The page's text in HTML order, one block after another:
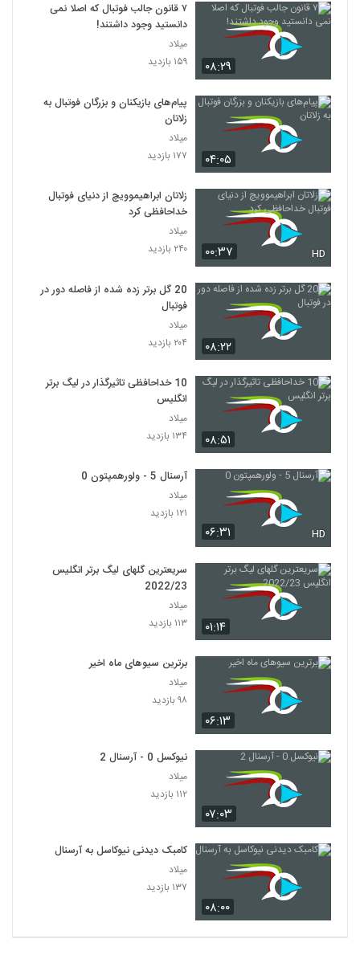
۰۸:۲۹
۷ قانون جالب فوتبال که اصلا نمی
دانستید وجود داشتند!
میلاد
۱۵۹ بازدید
۰۴:۰۵
پیام‌های بازیکنان و بزرگان فوتبال به
زلاتان
میلاد
۱۷۷ بازدید
۰۰:۳۷ HD
زلاتان ابراهیموویچ از دنیای فوتبال
خداحافظی کرد
میلاد
۲۴۰ بازدید
۰۸:۲۲
20 گل برتر زده شده از فاصله دور در
فوتبال
میلاد
۲۰۴ بازدید
۰۸:۵۱
10 خداحافظی تاثیرگذار در لیگ برتر
انگلیس
میلاد
۱۳۴ بازدید
۰۶:۳۱ HD
آرسنال 5 - ولورهمپتون 0
میلاد
۱۲۱ بازدید
۰۱:۱۴
سریعترین گلهای لیگ برتر انگلیس
2022/23
میلاد
۱۱۳ بازدید
۰۶:۱۳
برترین سیوهای ماه اخیر
میلاد
۹۸ بازدید
۰۷:۰۳
نیوکسل 0 - آرسنال 2
میلاد
۱۱۲ بازدید
۰۸:۰۰
کامبک دیدنی نیوکاسل به آرسنال
میلاد
۱۳۷ بازدید